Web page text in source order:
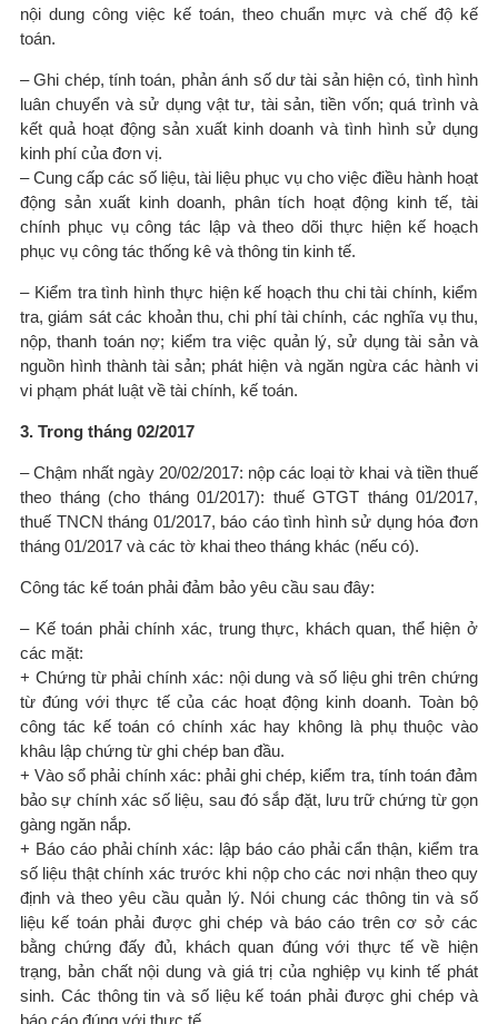
nội dung công việc kế toán, theo chuẩn mực và chế độ kế
toán.
– Ghi chép, tính toán, phản ánh số dư tài sản hiện có, tình hình
luân chuyển và sử dụng vật tư, tài sản, tiền vốn; quá trình và
kết quả hoạt động sản xuất kinh doanh và tình hình sử dụng
kinh phí của đơn vị.
– Cung cấp các số liệu, tài liệu phục vụ cho việc điều hành hoạt
động sản xuất kinh doanh, phân tích hoạt động kinh tế, tài
chính phục vụ công tác lập và theo dõi thực hiện kế hoạch
phục vụ công tác thống kê và thông tin kinh tế.
– Kiểm tra tình hình thực hiện kế hoạch thu chi tài chính, kiểm
tra, giám sát các khoản thu, chi phí tài chính, các nghĩa vụ thu,
nộp, thanh toán nợ; kiểm tra việc quản lý, sử dụng tài sản và
nguồn hình thành tài sản; phát hiện và ngăn ngừa các hành vi
vi phạm phát luật về tài chính, kế toán.
3. Trong tháng 02/2017
– Chậm nhất ngày 20/02/2017: nộp các loại tờ khai và tiền thuế
theo tháng (cho tháng 01/2017): thuế GTGT tháng 01/2017,
thuế TNCN tháng 01/2017, báo cáo tình hình sử dụng hóa đơn
tháng 01/2017 và các tờ khai theo tháng khác (nếu có).
Công tác kế toán phải đảm bảo yêu cầu sau đây:
– Kế toán phải chính xác, trung thực, khách quan, thể hiện ở
các mặt:
+ Chứng từ phải chính xác: nội dung và số liệu ghi trên chứng
từ đúng với thực tế của các hoạt động kinh doanh. Toàn bộ
công tác kế toán có chính xác hay không là phụ thuộc vào
khâu lập chứng từ ghi chép ban đầu.
+ Vào sổ phải chính xác: phải ghi chép, kiểm tra, tính toán đảm
bảo sự chính xác số liệu, sau đó sắp đặt, lưu trữ chứng từ gọn
gàng ngăn nắp.
+ Báo cáo phải chính xác: lập báo cáo phải cẩn thận, kiểm tra
số liệu thật chính xác trước khi nộp cho các nơi nhận theo quy
định và theo yêu cầu quản lý. Nói chung các thông tin và số
liệu kế toán phải được ghi chép và báo cáo trên cơ sở các
bằng chứng đấy đủ, khách quan đúng với thực tế về hiện
trạng, bản chất nội dung và giá trị của nghiệp vụ kinh tế phát
sinh. Các thông tin và số liệu kế toán phải được ghi chép và
báo cáo đúng với thực tế.